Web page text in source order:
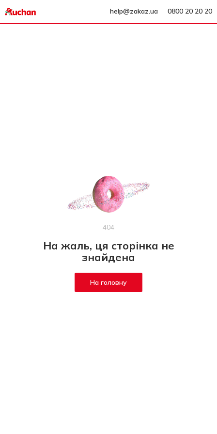
help@zakaz.ua 0800 20 20 20
404
На жаль, ця сторінка не
знайдена
На головну